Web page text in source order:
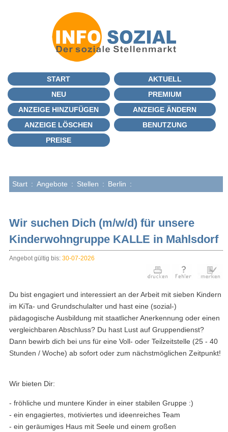
START
AKTUELL
NEU
PREMIUM
ANZEIGE HINZUFÜGEN
ANZEIGE ÄNDERN
ANZEIGE LÖSCHEN
BENUTZUNG
PREISE
Start : Angebote : Stellen : Berlin :
Wir suchen Dich (m/w/d) für unsere
Kinderwohngruppe KALLE in Mahlsdorf
Angebot gültig bis: 30-07-2026
Du bist engagiert und interessiert an der Arbeit mit sieben Kindern
im KiTa- und Grundschulalter und hast eine (sozial-)
pädagogische Ausbildung mit staatlicher Anerkennung oder einen
vergleichbaren Abschluss? Du hast Lust auf Gruppendienst?
Dann bewirb dich bei uns für eine Voll- oder Teilzeitstelle (25 - 40
Stunden / Woche) ab sofort oder zum nächstmöglichen Zeitpunkt!
Wir bieten Dir:
- fröhliche und muntere Kinder in einer stabilen Gruppe :)
- ein engagiertes, motiviertes und ideenreiches Team
- ein geräumiges Haus mit Seele und einem großen